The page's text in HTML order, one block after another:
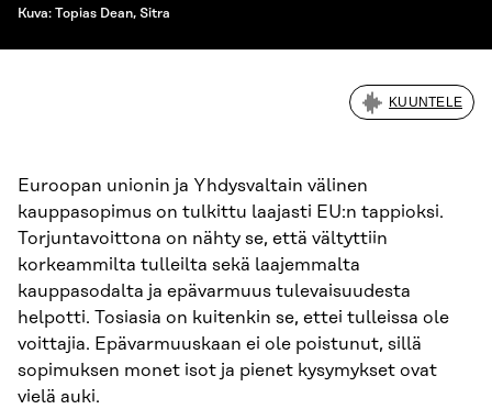
Kuva: Topias Dean, Sitra
KUUNTELE
Euroopan unionin ja Yhdysvaltain välinen
kauppasopimus on tulkittu laajasti EU:n tappioksi.
Torjuntavoittona on nähty se, että vältyttiin
korkeammilta tulleilta sekä laajemmalta
kauppasodalta ja epävarmuus tulevaisuudesta
helpotti. Tosiasia on kuitenkin se, ettei tulleissa ole
voittajia. Epävarmuuskaan ei ole poistunut, sillä
sopimuksen monet isot ja pienet kysymykset ovat
vielä auki.